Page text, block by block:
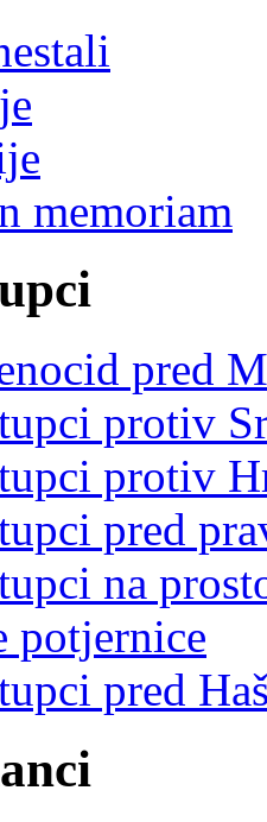
memoriam
pred
protiv
protiv
pred
na
potjernice
pred